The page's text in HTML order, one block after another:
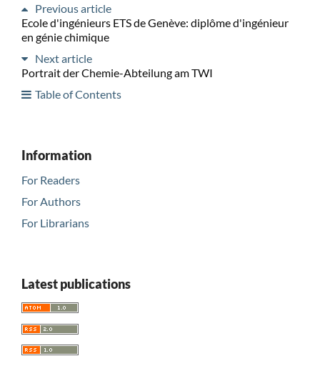
Previous article
Ecole d'ingénieurs ETS de Genève: diplôme d'ingénieur
en génie chimique
Next article
Portrait der Chemie-Abteilung am TWI
Table of Contents
Information
For Readers
For Authors
For Librarians
Latest publications